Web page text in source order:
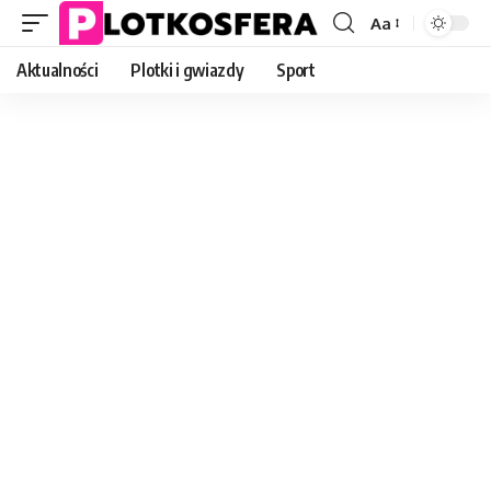
Font
Aa
Aktualności Plotki i gwiazdy Sport